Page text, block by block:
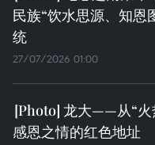
民族“饮水思源、知恩
统
27/07/2026 01:00
龙大——从“火
感恩之情的红色地址